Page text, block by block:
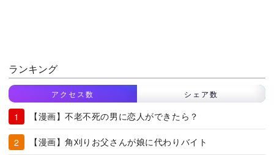
ランキング
アクセス数 シェア数
【漫画】不老不死の男に恋人ができたら？
【漫画】角刈りお父さんが娘に代わりバイト